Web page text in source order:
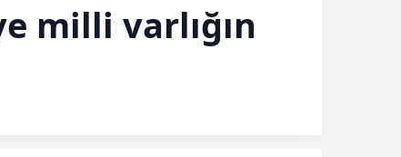
milli varlığın